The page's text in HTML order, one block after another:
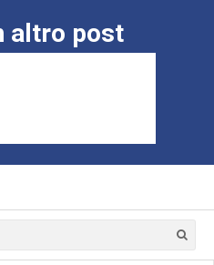
altro post